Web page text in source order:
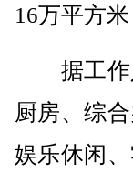
16万平方
据工作
厨房、综
娱乐休闲